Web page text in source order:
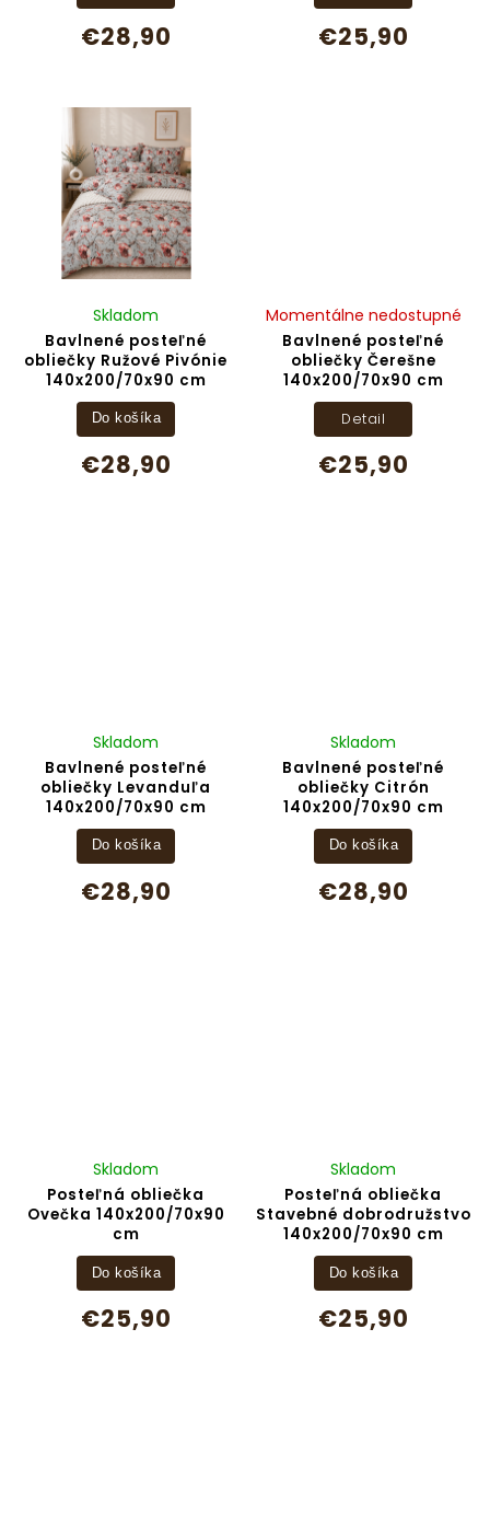
€28,90 €25,90
Bavlnené posteľné
obliečky Ružové Pivónie
140x200/70x90 cm
Skladom
€28,90
Do košíka
Bavlnené posteľné
obliečky Čerešne
140x200/70x90 cm
Momentálne nedostupné
€25,90
Detail
Bavlnené posteľné
obliečky Levanduľa
140x200/70x90 cm
Skladom
€28,90
Do košíka
Bavlnené posteľné
obliečky Citrón
140x200/70x90 cm
Skladom
€28,90
Do košíka
Posteľná obliečka
Ovečka 140x200/70x90
cm
Skladom
€25,90
Do košíka
Posteľná obliečka
Stavebné dobrodružstvo
140x200/70x90 cm
Skladom
€25,90
Do košíka